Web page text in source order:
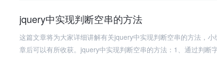
jquery中实现判断空串的方法
这篇文章将为大家详细讲解有关jquery中实现判断空串的方法，
章后可以有所收获。jquery中实现判断空串的方法：1、通过判断